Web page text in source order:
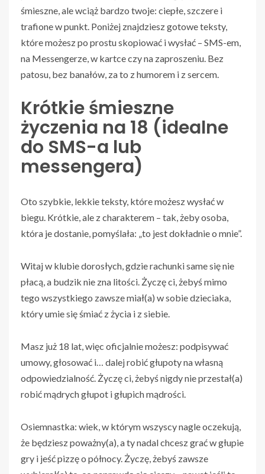
śmieszne, ale wciąż bardzo twoje: ciepłe, szczere i
trafione w punkt. Poniżej znajdziesz gotowe teksty,
które możesz po prostu skopiować i wysłać – SMS-em,
na Messengerze, w kartce czy na zaproszeniu. Bez
patosu, bez banałów, za to z humorem i z sercem.
Krótkie śmieszne
życzenia na 18 (idealne
do SMS-a lub
messengera)
Oto szybkie, lekkie teksty, które możesz wysłać w
biegu. Krótkie, ale z charakterem – tak, żeby osoba,
która je dostanie, pomyślała: „to jest dokładnie o mnie”.
Witaj w klubie dorosłych, gdzie rachunki same się nie
płacą, a budzik nie zna litości. Życzę ci, żebyś mimo
tego wszystkiego zawsze miał(a) w sobie dzieciaka,
który umie się śmiać z życia i z siebie.
Masz już 18 lat, więc oficjalnie możesz: podpisywać
umowy, głosować i… dalej robić głupoty na własną
odpowiedzialność. Życzę ci, żebyś nigdy nie przestał(a)
robić mądrych głupot i głupich mądrości.
Osiemnastka: wiek, w którym wszyscy nagle oczekują,
że będziesz poważny(a), a ty nadal chcesz grać w głupie
gry i jeść pizzę o północy. Życzę, żebyś zawsze